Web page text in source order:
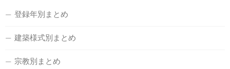
登録年別まとめ
建築様式別まとめ
宗教別まとめ